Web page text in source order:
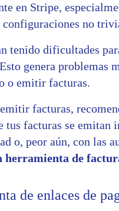
en Stripe,
no
tenido dificultades
genera problemas
o emitir facturas.
facturas,
facturas se emitan
o, peor aún, con las
herramienta de
de enlaces de